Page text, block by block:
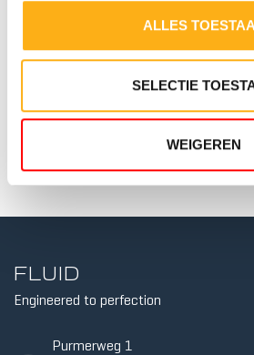
ALLES
SELECTIE
WEIGEREN
FLUID EXERCISE
€4.849,00
Out of stock
FLUID
Engineered to perfection
Purmerweg 1